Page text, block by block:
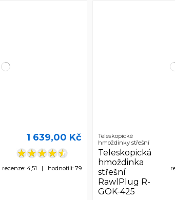
1 639,00 Kč
recenze: 4,51 | hodnotili: 79
Teleskopické
hmoždinky střešní
Teleskopická
hmoždinka
střešní
RawlPlug R-
GOK-425